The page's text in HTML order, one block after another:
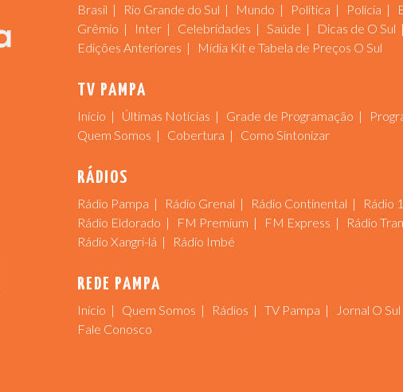
Brasil Rio Grande do Sul Mundo Política Polícia
Grêmio
Inter Celebridades Saúde
Dicas de O Sul
Edições Anteriores
Mídia Kit e Tabela de Preços O Sul
TV PAMPA
Início Últimas Notícias Grade de Programação
Quem Somos
Cobertura Como Sintonizar
RÁDIOS
Rádio Pampa Rádio Grenal Rádio Continental
Rádio
Rádio Eldorado
FM Premium FM Express
Rádio
Rádio Xangri-lá
Rádio Imbé
REDE PAMPA
Início Quem Somos Rádios TV Pampa
Jornal O Sul
Fale Conosco